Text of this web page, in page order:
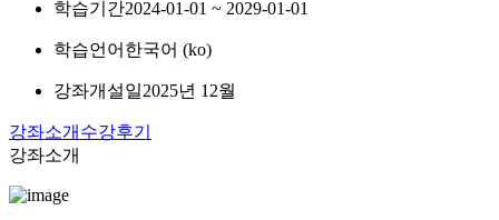
학습기간2024-01-01 ~ 2029-01-01
학습언어 한국어 ‎(ko)‎
강좌개설일2025년 12월
강좌소개 수강후기
강좌소개